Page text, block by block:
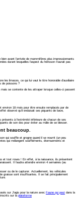
avant l’arrivée de mammifères plus impressionnants
durant lesquelles l’aspect du hérisson n’aurait pas
les limaces, ce qui lui vaut le titre honorable d’auxiliaire
de poissons ?
se contente de les attraper lorsque celles-ci passent
environ 18 mois pour être ensuite remplacés par de
observé qu’il enduisait ses piquants de bave,
à l’extrémité inférieure de chacun de ses
de son dos pour éviter au mâle de se blesser.
beaucoup.
qui souffle et grogne quand il se nourrit (un peu
qui mélangent soufflements, éternuements et
et tout roses ! En effet, à la naissance, ils présentent
Il faudra attendre environ 4 semaines (au
ou de le capturer. Actuellement, les véhicules
graisse sont insuffisantes. Il se fait principalement
sur J’agis pour la nature avec Faune qui peut dans la
inscrits sur laplateforme